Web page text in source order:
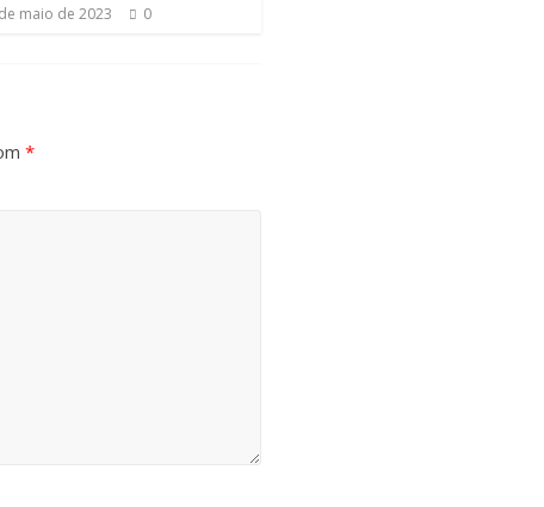
maio de 2023 0
*